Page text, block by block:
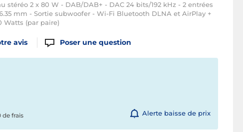
stéréo 2 x 80 W - DAB/DAB+ - DAC 24 bits/192 kHz - 2 entrées
mm - Sortie subwoofer - Wi-Fi Bluetooth DLNA et AirPlay +
Watts (par paire)
avis Poser une question
frais Alerte baisse de prix